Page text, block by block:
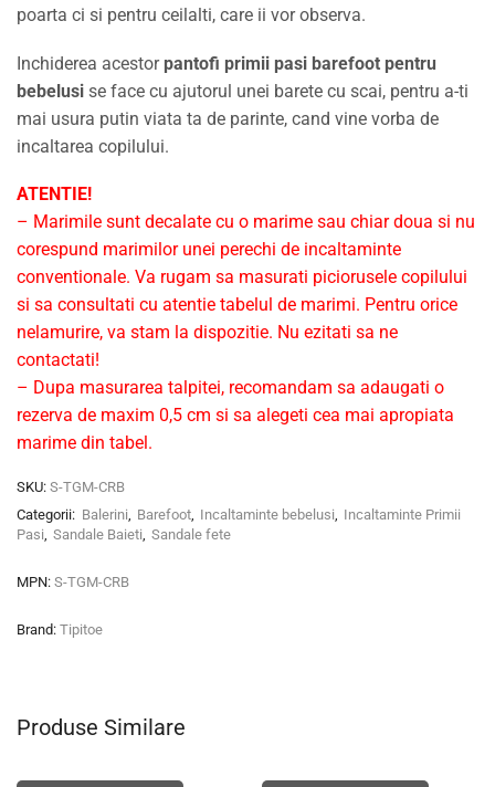
poarta ci si pentru ceilalti, care ii vor observa.
Inchiderea acestor pantofi primii pasi barefoot pentru
bebelusi se face cu ajutorul unei barete cu scai, pentru a-ti
mai usura putin viata ta de parinte, cand vine vorba de
incaltarea copilului.
ATENTIE!
– Marimile sunt decalate cu o marime sau chiar doua si nu
corespund marimilor unei perechi de incaltaminte
conventionale. Va rugam sa masurati piciorusele copilului
si sa consultati cu atentie tabelul de marimi. Pentru orice
nelamurire, va stam la dispozitie. Nu ezitati sa ne
contactati!
– Dupa masurarea talpitei, recomandam sa adaugati o
rezerva de maxim 0,5 cm si sa alegeti cea mai apropiata
marime din tabel.
SKU: S-TGM-CRB
Categorii: Balerini Barefoot Incaltaminte bebelusi
Incaltaminte Primii
Pasi Sandale Baieti Sandale fete
MPN: S-TGM-CRB
Brand: Tipitoe
Produse Similare